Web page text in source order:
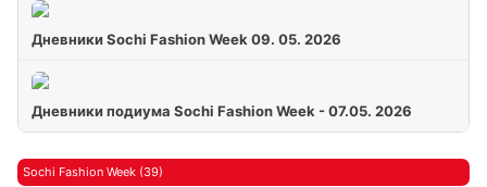
Дневники Sochi Fashion Week 09. 05. 2026
Дневники подиума Sochi Fashion Week - 07.05. 2026
Sochi Fashion Week (39)